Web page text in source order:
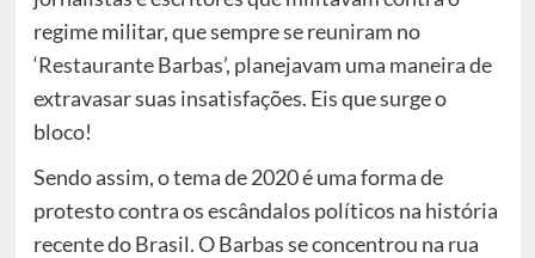
regime militar, que sempre se reuniram no
‘Restaurante Barbas’, planejavam uma maneira de
extravasar suas insatisfações. Eis que surge o
bloco!
Sendo assim, o tema de 2020 é uma forma de
protesto contra os escândalos políticos na história
recente do Brasil. O Barbas se concentrou na rua